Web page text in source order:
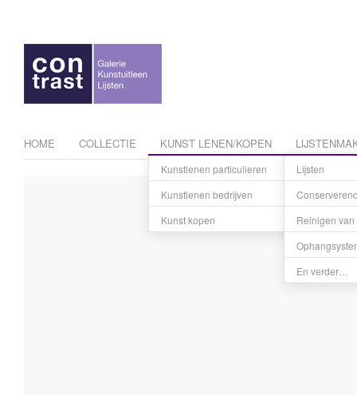
HOME COLLECTIE KUNST LENEN/KOPEN
Kunstlenen particulieren
Tarieven
Kunst
Betaling
Kunstlenen bedrijven
Kunst kopen
Lijsten
Reinigen
En verder…